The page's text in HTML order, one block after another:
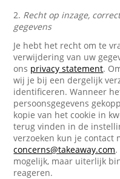
2. Recht op inzage,
gegevens
Je hebt het recht om te
verwijdering van uw
ons privacy statement.
wij je bij een dergelijk
identificeren. Wanneer
persoonsgegevens
kopie van het cookie in
terug vinden in de
verzoeken kun je contact
concerns@takeaway.com.
mogelijk, maar uiterlijk
reageren.